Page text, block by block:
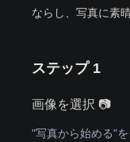
ならし、写真に素
ステップ 1
画像を選択 📷
"写真から始める"